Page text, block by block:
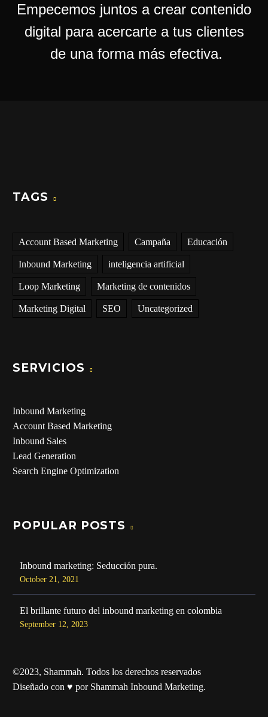
Empecemos juntos a crear contenido
digital para acercarte a tus clientes
de una forma más efectiva.
TAGS
Account Based Marketing Campaña Educación
Inbound Marketing inteligencia artificial
Loop Marketing Marketing de contenidos
Marketing Digital SEO Uncategorized
SERVICIOS
Inbound Marketing
Account Based Marketing
Inbound Sales
Lead Generation
Search Engine Optimization
POPULAR POSTS
Inbound marketing: Seducción pura.
October 21, 2021
El brillante futuro del inbound marketing en colombia
September 12, 2023
©2023, Shammah. Todos los derechos reservados
Diseñado con ♥ por Shammah Inbound Marketing.